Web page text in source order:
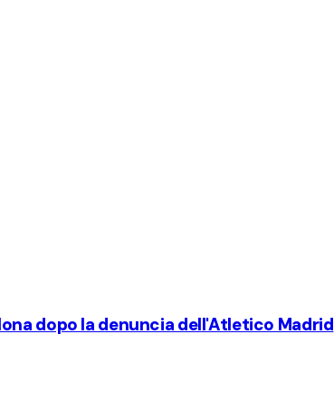
dopo la denuncia dell'Atletico Madrid